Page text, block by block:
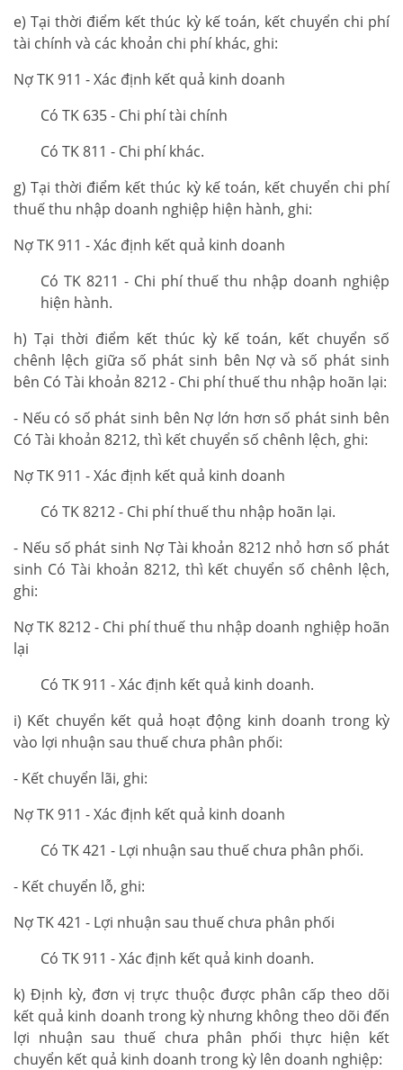
e) Tại thời điểm kết thúc kỳ kế toán, kết chuyển chi phí
tài chính và các khoản chi phí khác, ghi:
Nợ TK 911 - Xác định kết quả kinh doanh
Có TK 635 - Chi phí tài chính
Có TK 811 - Chi phí khác.
g) Tại thời điểm kết thúc kỳ kế toán, kết chuyển chi phí
thuế thu nhập doanh nghiệp hiện hành, ghi:
Nợ TK 911 - Xác định kết quả kinh doanh
Có TK 8211 - Chi phí thuế thu nhập doanh nghiệp
hiện hành.
h) Tại thời điểm kết thúc kỳ kế toán, kết chuyển số
chênh lệch giữa số phát sinh bên Nợ và số phát sinh
bên Có Tài khoản 8212 - Chi phí thuế thu nhập hoãn lại:
- Nếu có số phát sinh bên Nợ lớn hơn số phát sinh bên
Có Tài khoản 8212, thì kết chuyển số chênh lệch, ghi:
Nợ TK 911 - Xác định kết quả kinh doanh
Có TK 8212 - Chi phí thuế thu nhập hoãn lại.
- Nếu số phát sinh Nợ Tài khoản 8212 nhỏ hơn số phát
sinh Có Tài khoản 8212, thì kết chuyển số chênh lệch,
ghi:
Nợ TK 8212 - Chi phí thuế thu nhập doanh nghiệp hoãn
lại
Có TK 911 - Xác định kết quả kinh doanh.
i) Kết chuyển kết quả hoạt động kinh doanh trong kỳ
vào lợi nhuận sau thuế chưa phân phối:
- Kết chuyển lãi, ghi:
Nợ TK 911 - Xác định kết quả kinh doanh
Có TK 421 - Lợi nhuận sau thuế chưa phân phối.
- Kết chuyển lỗ, ghi:
Nợ TK 421 - Lợi nhuận sau thuế chưa phân phối
Có TK 911 - Xác định kết quả kinh doanh.
k) Định kỳ, đơn vị trực thuộc được phân cấp theo dõi
kết quả kinh doanh trong kỳ nhưng không theo dõi đến
lợi nhuận sau thuế chưa phân phối thực hiện kết
chuyển kết quả kinh doanh trong kỳ lên doanh nghiệp: